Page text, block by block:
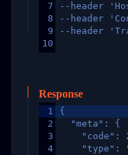
7
8
9
10
--header
--header
--header
Response
1
2
3
4
{
  "meta": {
"code":
"type":